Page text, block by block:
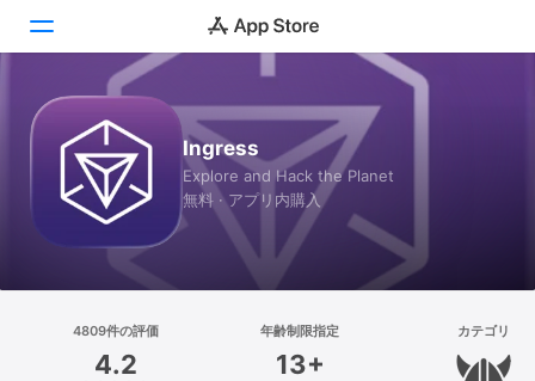
Today
ゲーム
アプリ
Arcade
検索
プラットフォーム
Ingress
Explore and Hack the Planet
無料 · アプリ内購入
4809件の評価
4.2
年齢制限指定
13+
カテゴリ